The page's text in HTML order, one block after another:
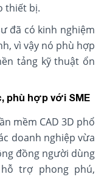
thiết bị.
đã có kinh nghiệm
vì vậy nó phù hợp
tảng kỹ thuật ổn
phù hợp với SME
mềm CAD 3D phổ
doanh nghiệp vừa
đồng người dùng
trợ phong phú,